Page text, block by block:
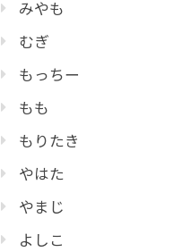
みやも
むぎ
もっちー
もも
もりたき
やはた
やまじ
よしこ